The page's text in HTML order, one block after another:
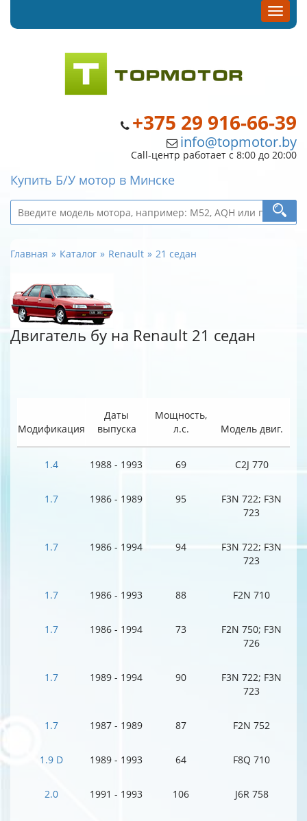
+375 29 916-66-39
info@topmotor.by
Call-центр работает с 8:00 до 20:00
Купить Б/У мотор в Минске
Главная Каталог Renault 21 седан
Двигатель бу на Renault 21 седан
Модификация
Даты
выпуска
Мощность,
л.с.
Модель двиг.
1.4 1988 - 1993 69 C2J 770
1.7 1986 - 1989 95
F3N 722; F3N
723
1.7 1986 - 1994 94
F3N 722; F3N
723
1.7 1986 - 1993 88 F2N 710
1.7 1986 - 1994 73
F2N 750; F3N
726
1.7 1989 - 1994 90
F3N 722; F3N
723
1.7 1987 - 1989 87 F2N 752
1.9 D 1989 - 1993 64 F8Q 710
2.0 1991 - 1993 106 J6R 758